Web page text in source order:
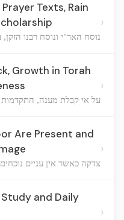
Texts, Rain
נוסח האר"י ונוסח רבנו
›
Growth in Torah
על אי קבלת מענה, התקדמות
›
Are Present and
צדקה כאשר אין עניים
›
and Daily
›